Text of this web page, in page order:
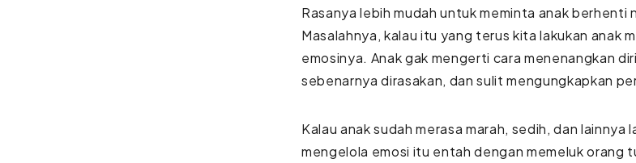
Rasanya lebih mudah untuk meminta anak berhenti
Masalahnya, kalau itu yang terus kita lakukan anak
emosinya. Anak gak mengerti cara menenangkan
sebenarnya dirasakan, dan sulit mengungkapkan
Kalau anak sudah merasa marah, sedih, dan lainnya
mengelola emosi itu entah dengan memeluk orang